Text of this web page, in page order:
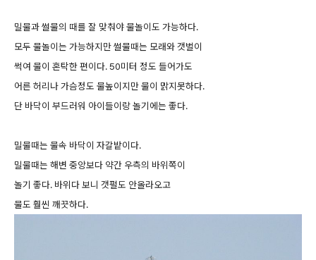
밀물과 썰물의 때를 잘 맞춰야 물놀이도 가능하다.
모두 물놀이는 가능하지만 썰물때는 모래와 갯벌이
썩여 물이 혼탁한 편이다. 50미터 정도 들어가도
어른 허리나 가슴정도 물높이지만 물이 맑지못하다.
단 바닥이 부드러워 아이들이랑 놀기에는 좋다.
밀물때는 물속 바닥이 자갈밭이다.
밀물때는 해변 중앙보다 약간 우측의 바위쪽이
놀기 좋다. 바위다 보니 갯펄도 안올라오고
물도 훨씬 깨끗하다.